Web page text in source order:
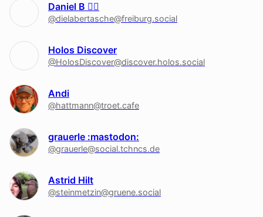
Daniel B 🏳‍🌈
@dielabertasche@freiburg.social
Holos Discover
@HolosDiscover@discover.holos.social
Andi
@hattmann@troet.cafe
grauerle :mastodon:
@grauerle@social.tchncs.de
Astrid Hilt
@steinmetzin@gruene.social